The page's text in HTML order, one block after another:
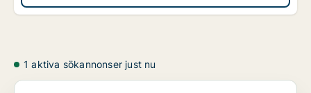
1 aktiva sökannonser just nu